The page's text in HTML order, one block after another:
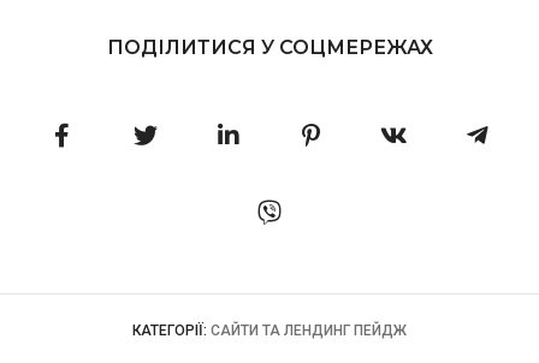
ПОДІЛИТИСЯ У СОЦМЕРЕЖАХ
КАТЕГОРІЇ: САЙТИ ТА ЛЕНДИНГ ПЕЙДЖ